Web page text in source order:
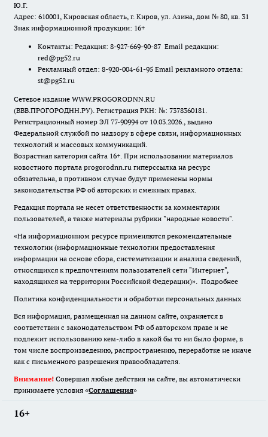
Ю.Г.
Адрес: 610001, Кировская область, г. Киров, ул. Азина, дом № 80, кв. 31
Знак информационной продукции: 16+
Контакты: Редакция: 8-927-669-90-87 Email редакции:
red@pg52.ru
Рекламный отдел: 8-920-004-61-95 Email рекламного отдела:
st@pg52.ru
Сетевое издание WWW.PROGORODNN.RU
(ВВВ.ПРОГОРОДНН.РУ). Регистрация РКН: №: 7378360181.
Регистрационный номер ЭЛ 77-90994 от 10.03.2026., выдано
Федеральной службой по надзору в сфере связи, информационных
технологий и массовых коммуникаций.
Возрастная категория сайта 16+. При использовании материалов
новостного портала progorodnn.ru гиперссылка на ресурс
обязательна, в противном случае будут применены нормы
законодательства РФ об авторских и смежных правах.
Редакция портала не несет ответственности за комментарии
пользователей, а также материалы рубрики "народные новости".
«На информационном ресурсе применяются рекомендательные
технологии (информационные технологии предоставления
информации на основе сбора, систематизации и анализа сведений,
относящихся к предпочтениям пользователей сети "Интернет",
находящихся на территории Российской Федерации)». Подробнее
Политика конфиденциальности и обработки персональных данных
Вся информация, размещенная на данном сайте, охраняется в
соответствии с законодательством РФ об авторском праве и не
подлежит использованию кем-либо в какой бы то ни было форме, в
том числе воспроизведению, распространению, переработке не иначе
как с письменного разрешения правообладателя.
Внимание! Совершая любые действия на сайте, вы автоматически
принимаете условия «Cоглашения»
16+